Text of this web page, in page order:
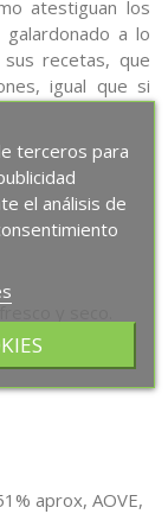
atestiguan los
a lo
recetas, que
igual que si
y seco.
aprox, AOVE,
terceros para
el análisis de